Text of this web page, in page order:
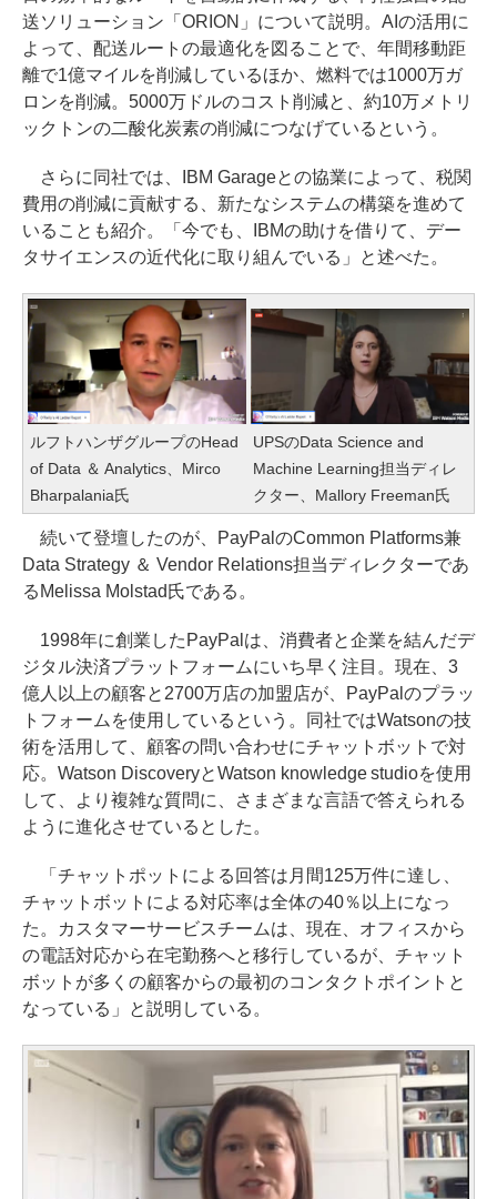
送ソリューション「ORION」について説明。AIの活用に
よって、配送ルートの最適化を図ることで、年間移動距
離で1億マイルを削減しているほか、燃料では1000万ガ
ロンを削減。5000万ドルのコスト削減と、約10万メトリ
ックトンの二酸化炭素の削減につなげているという。
さらに同社では、IBM Garageとの協業によって、税関
費用の削減に貢献する、新たなシステムの構築を進めて
いることも紹介。「今でも、IBMの助けを借りて、デー
タサイエンスの近代化に取り組んでいる」と述べた。
ルフトハンザグループのHead
of Data ＆ Analytics、Mirco
Bharpalania氏
UPSのData Science and
Machine Learning担当ディレ
クター、Mallory Freeman氏
続いて登壇したのが、PayPalのCommon Platforms兼
Data Strategy ＆ Vendor Relations担当ディレクターであ
るMelissa Molstad氏である。
1998年に創業したPayPalは、消費者と企業を結んだデ
ジタル決済プラットフォームにいち早く注目。現在、3
億人以上の顧客と2700万店の加盟店が、PayPalのプラッ
トフォームを使用しているという。同社ではWatsonの技
術を活用して、顧客の問い合わせにチャットボットで対
応。Watson DiscoveryとWatson knowledge studioを使用
して、より複雑な質問に、さまざまな言語で答えられる
ように進化させているとした。
「チャットポットによる回答は月間125万件に達し、
チャットボットによる対応率は全体の40％以上になっ
た。カスタマーサービスチームは、現在、オフィスから
の電話対応から在宅勤務へと移行しているが、チャット
ボットが多くの顧客からの最初のコンタクトポイントと
なっている」と説明している。